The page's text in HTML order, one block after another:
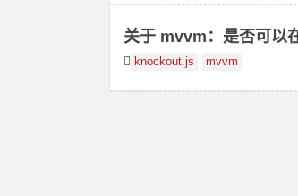
关于 mvvm：是否可以
knockout.js mvvm